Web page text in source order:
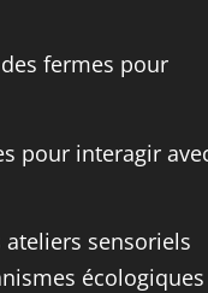
fermes pour
pour interagir
ateliers sensoriels
écologiques